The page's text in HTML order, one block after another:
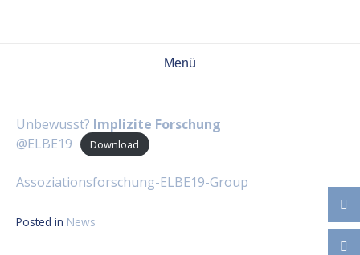
Menü
Unbewusst? Implizite Forschung
@ELBE19
Download
Assoziationsforschung-ELBE19-Group
Posted in News